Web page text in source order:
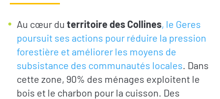
Au cœur du territoire des Collines, le Geres
poursuit ses actions pour réduire la pression
forestière et améliorer les moyens de
subsistance des communautés locales . Dans
cette zone, 90% des ménages exploitent le
bois et le charbon pour la cuisson. Des